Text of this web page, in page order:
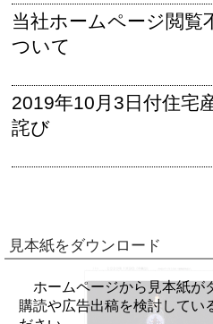
当社ホームページ閲覧
ついて
2019年10月3日付住宅
詫び
見本紙をダウンロード
ホームページから見本紙が
購読や広告出稿を検討してい